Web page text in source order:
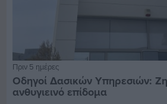
Πριν 5 ημέρες
Οδηγοί Δασικών Υπηρεσιών:
ανθυγιεινό επίδομα